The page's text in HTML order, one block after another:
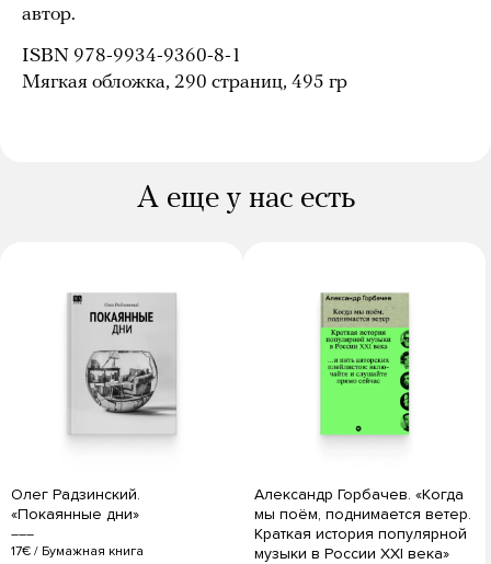
автор.
ISBN 978-9934-9360-8-1
Мягкая обложка, 290 страниц, 495 гр
А еще у нас есть
Олег Радзинский.
«Покаянные дни»
17€ / Бумажная книга
Александр Горбачев. «Когда
мы поём, поднимается ветер.
Краткая история популярной
музыки в России XXI века»